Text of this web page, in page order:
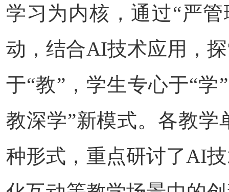
学习为内核，通过“严
动，结合AI技术应用，
于“教”，学生专心于“
教深学”新模式。各教
种形式，重点研讨了AI